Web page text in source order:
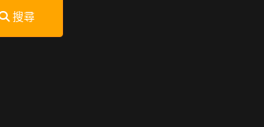
搜尋